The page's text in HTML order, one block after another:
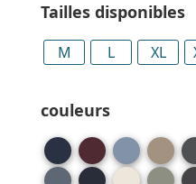
Tailles disponibles
M L XL
couleurs